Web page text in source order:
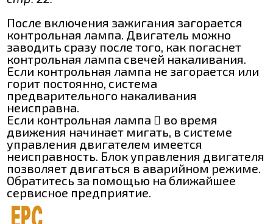
После включения зажигания загорается
контрольная лампа. Двигатель можно
заводить сразу после того, как погаснет
контрольная лампа свечей накаливания.
Если контрольная лампа не загорается или
горит постоянно, система
предварительного накаливания
неисправна.
Если контрольная лампа  во время
движения начинает мигать, в системе
управления двигателем имеется
неисправность. Блок управления двигателя
позволяет двигаться в аварийном режиме.
Обратитесь за помощью на ближайшее
сервисное предприятие.